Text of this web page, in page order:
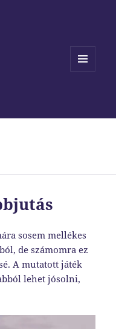
sosem mellékes
de számomra ez
A mutatott játék
lehet jósolni,